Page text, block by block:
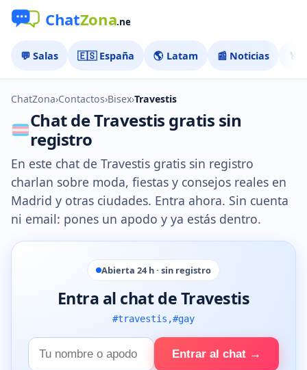
💬 Salas 🇪🇸 España 🌎 Latam 📰 Noticias 🏅
ChatZona›Contactos›Bisex›Travestis
Chat de Travestis gratis sin
registro
En este chat de Travestis gratis sin registro
charlan sobre moda, fiestas y consejos reales en
Madrid y otras ciudades. Entra ahora. Sin cuenta
ni email: pones un apodo y ya estás dentro.
Abierta 24 h · sin registro
Entra al chat de Travestis
#travestis,#gay
Tu
nombre
Entrar al chat →